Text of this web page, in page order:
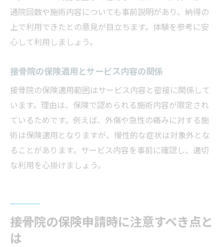
通院回数や施術内容についても事前説明があり、納得の
上で利用できたとの意見が目立ちます。体験を参考に安
心して利用しましょう。
接骨院の保険適用とサービス内容の関係
接骨院の保険適用範囲はサービス内容と密接に関係して
います。理由は、保険で認められる施術内容が限定され
ているためです。例えば、外傷や急性の痛みに対する施
術は保険適用となりますが、慢性的な症状は対象外とな
ることがあります。サービス内容を事前に確認し、適切
な利用を心掛けましょう。
接骨院の保険申請時に注意すべき点と
は